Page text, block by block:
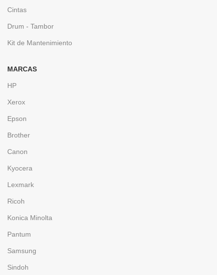
Cintas
Drum - Tambor
Kit de Mantenimiento
MARCAS
HP
Xerox
Epson
Brother
Canon
Kyocera
Lexmark
Ricoh
Konica Minolta
Pantum
Samsung
Sindoh